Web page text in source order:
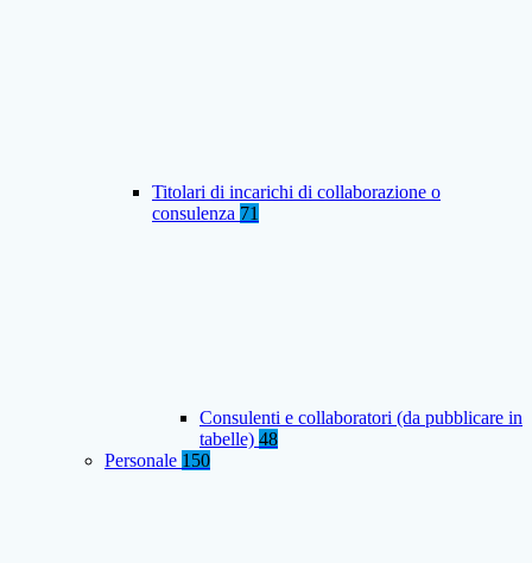
Titolari di incarichi di collaborazione o
consulenza 71
Consulenti e collaboratori (da pubblicare in
tabelle) 48
Personale 150